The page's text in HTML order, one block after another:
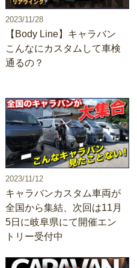
2023/11/28
【Body Line】キャラバン
こんなにカスタムして車検
通るの？
2023/11/12
キャラバンカスタム車両が
全国から集結、次回は11月
5日に岐阜県にて開催エン
トリー受付中